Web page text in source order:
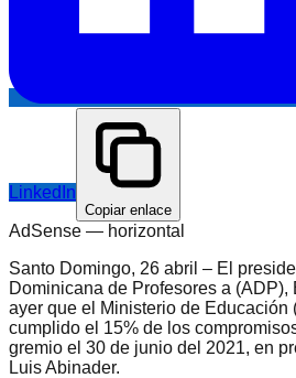
LinkedIn
Copiar enlace
AdSense — horizontal
Santo Domingo, 26 abril – El
Dominicana de Profesores a
ayer que el Ministerio de Educación
cumplido el 15% de los
gremio el 30 de junio del 2021, en
Luis Abinader.